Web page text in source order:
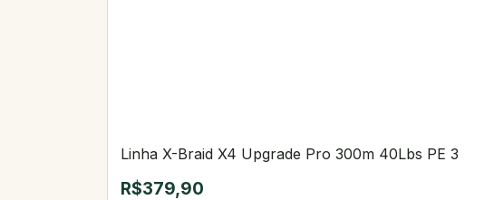
Linha X-Braid X4 Upgrade Pro 300m 40Lbs PE 3
R$379,90